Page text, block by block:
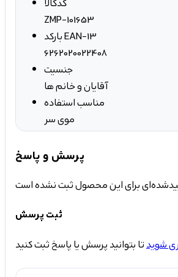
ZMP-101653
بارکد EAN-13
6262020022408
جنسیت
آقایان و خانم ها
مناسب استفاده
موی سر
پرسش و پاسخ
ثبت پرسش
شوید